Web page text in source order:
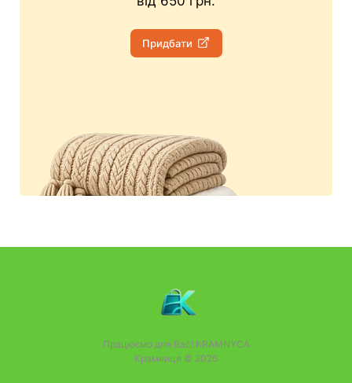
Придбати
Працюємо для Вас! KRAMNYCA
Крамниця © 2026